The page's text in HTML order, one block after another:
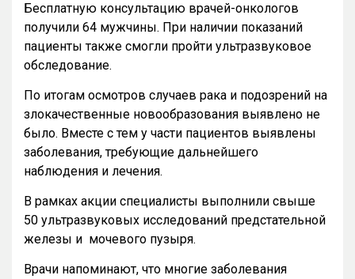
Бесплатную консультацию врачей-онкологов
получили 64 мужчины. При наличии показаний
пациенты также смогли пройти ультразвуковое
обследование.
По итогам осмотров случаев рака и подозрений на
злокачественные новообразования выявлено не
было. Вместе с тем у части пациентов выявлены
заболевания, требующие дальнейшего
наблюдения и лечения.
В рамках акции специалисты выполнили свыше
50 ультразвуковых исследований предстательной
железы и мочевого пузыря.
Врачи напоминают, что многие заболевания